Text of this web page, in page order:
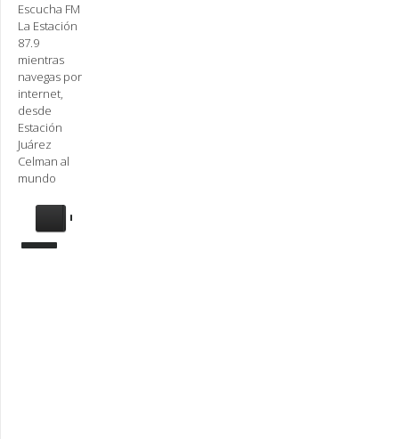
Escucha FM
La Estación
87.9
mientras
navegas por
internet,
desde
Estación
Juárez
Celman al
mundo